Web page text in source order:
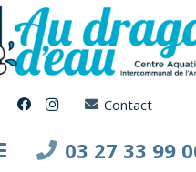
Contact
03 27 33 99